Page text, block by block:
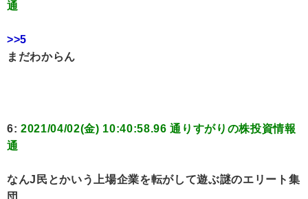
通
>>5
まだわからん
6: 2021/04/02(金) 10:40:58.96 通りすがりの株投資情報
通
なんJ民とかいう上場企業を転がして遊ぶ謎のエリート集